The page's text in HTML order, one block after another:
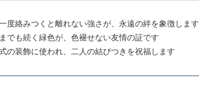
一度絡みつくと離れない強さが、永遠の絆を象徴します
でも続く緑色が、色褪せない友情の証です
式の装飾に使われ、二人の結びつきを祝福します